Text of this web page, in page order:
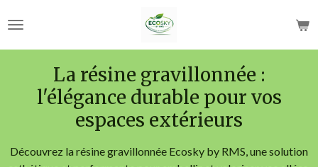
au
contenu
La résine gravillonnée :
l'élégance durable pour vos
espaces extérieurs
Découvrez la résine gravillonnée Ecosky by RMS, une solution